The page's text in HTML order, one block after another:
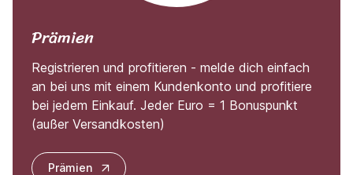
Prämien
Registrieren und profitieren - melde dich einfach
an bei uns mit einem Kundenkonto und profitiere
bei jedem Einkauf. Jeder Euro = 1 Bonuspunkt
(außer Versandkosten)
Prämien